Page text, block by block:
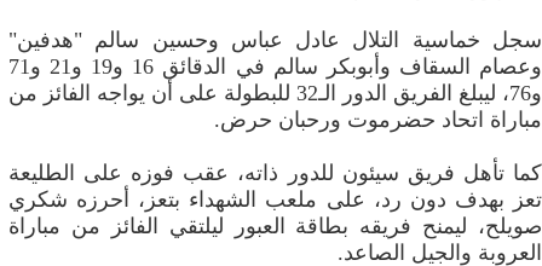
سجل خماسية التلال عادل عباس وحسين سالم "هدفين"
وعصام السقاف وأبوبكر سالم في الدقائق 16 و19 و21 و71
و76، ليبلغ الفريق الدور الـ32 للبطولة على أن يواجه الفائز من
مباراة اتحاد حضرموت ورحبان حرض.
كما تأهل فريق سيئون للدور ذاته، عقب فوزه على الطليعة
تعز بهدف دون رد، على ملعب الشهداء بتعز، أحرزه شكري
صويلح، ليمنح فريقه بطاقة العبور ليلتقي الفائز من مباراة
العروبة والجيل الصاعد.